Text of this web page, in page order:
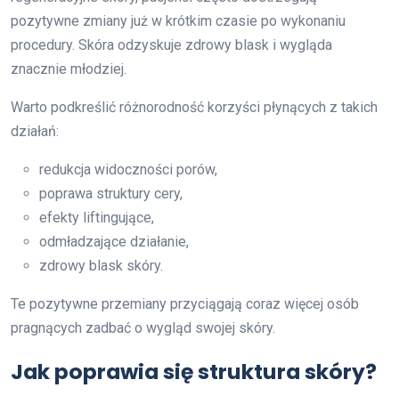
pozytywne zmiany już w krótkim czasie po wykonaniu
procedury. Skóra odzyskuje zdrowy blask i wygląda
znacznie młodziej.
Warto podkreślić różnorodność korzyści płynących z takich
działań:
redukcja widoczności porów,
poprawa struktury cery,
efekty liftingujące,
odmładzające działanie,
zdrowy blask skóry.
Te pozytywne przemiany przyciągają coraz więcej osób
pragnących zadbać o wygląd swojej skóry.
Jak poprawia się struktura skóry?